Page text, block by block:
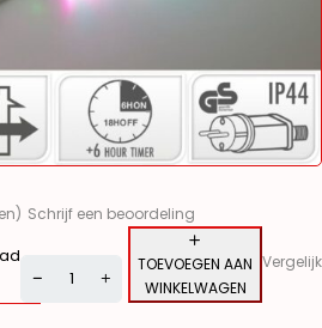
Schrijf een beoordeling
TOEVOEGEN AAN
WINKELWAGEN
Alternative:
Vergelijk